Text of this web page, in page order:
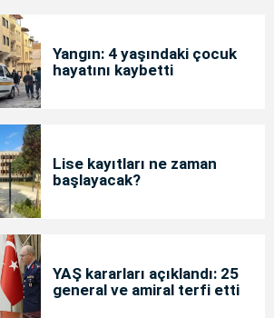
Yangın: 4 yaşındaki çocuk
hayatını kaybetti
Lise kayıtları ne zaman
başlayacak?
YAŞ kararları açıklandı: 25
general ve amiral terfi etti